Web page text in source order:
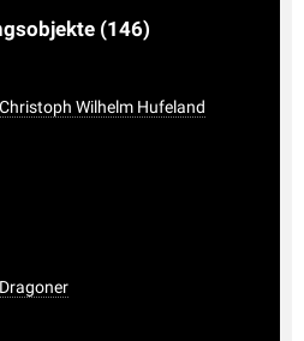
(146)
Christoph Wilhelm Hufeland
Dragoner